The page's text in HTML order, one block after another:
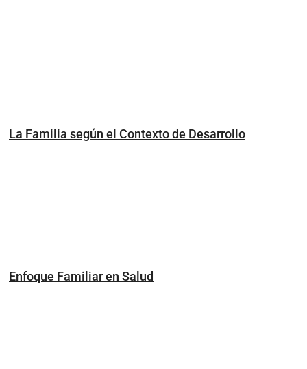
La Familia según el Contexto de Desarrollo
Enfoque Familiar en Salud